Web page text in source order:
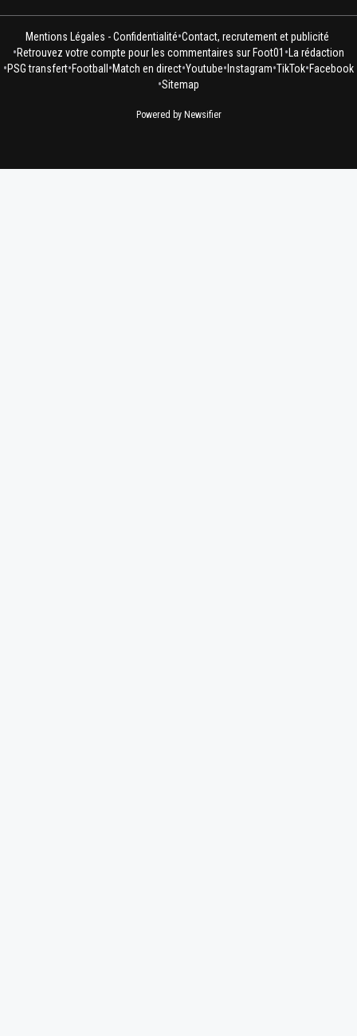
Mentions Légales - Confidentialité•Contact, recrutement et publicité
•Retrouvez votre compte pour les commentaires sur Foot01 • La rédaction
•PSG transfert•Football •Match en direct•Youtube• Instagram•TikTok•Facebook
•Sitemap
Powered by Newsifier